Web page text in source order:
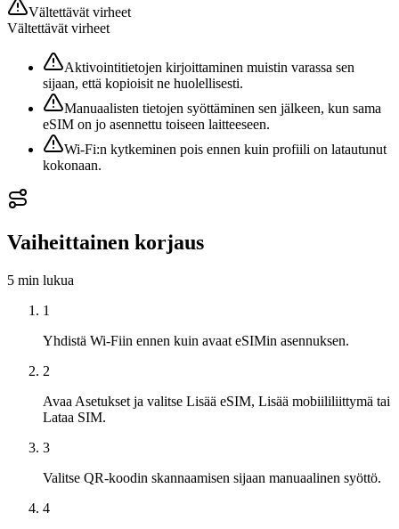
Vältettävät virheet
Vältettävät virheet
Aktivointitietojen kirjoittaminen muistin varassa sen
sijaan, että kopioisit ne huolellisesti.
Manuaalisten tietojen syöttäminen sen jälkeen, kun sama
eSIM on jo asennettu toiseen laitteeseen.
Wi‑Fi:n kytkeminen pois ennen kuin profiili on latautunut
kokonaan.
Vaiheittainen korjaus
5 min lukua
1
Yhdistä Wi-Fiin ennen kuin avaat eSIMin asennuksen.
2
Avaa Asetukset ja valitse Lisää eSIM, Lisää mobiililiittymä tai
Lataa SIM.
3
Valitse QR-koodin skannaamisen sijaan manuaalinen syöttö.
4